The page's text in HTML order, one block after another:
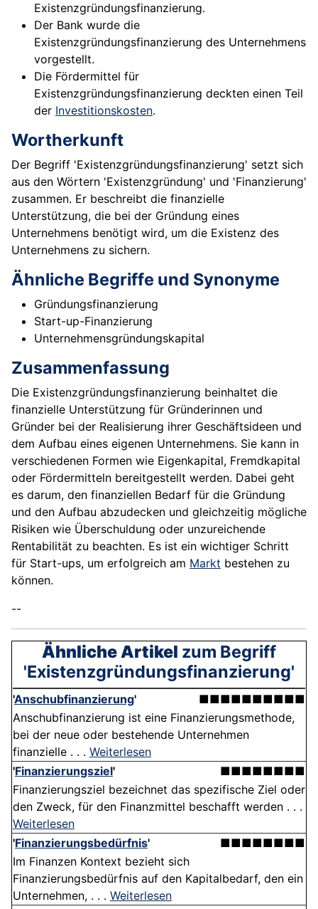
Existenzgründungsfinanzierung.
Der Bank wurde die
Existenzgründungsfinanzierung des Unternehmens
vorgestellt.
Die Fördermittel für
Existenzgründungsfinanzierung deckten einen Teil
der Investitionskosten.
Wortherkunft
Der Begriff 'Existenzgründungsfinanzierung' setzt sich
aus den Wörtern 'Existenzgründung' und 'Finanzierung'
zusammen. Er beschreibt die finanzielle
Unterstützung, die bei der Gründung eines
Unternehmens benötigt wird, um die Existenz des
Unternehmens zu sichern.
Ähnliche Begriffe und Synonyme
Gründungsfinanzierung
Start-up-Finanzierung
Unternehmensgründungskapital
Zusammenfassung
Die Existenzgründungsfinanzierung beinhaltet die
finanzielle Unterstützung für Gründerinnen und
Gründer bei der Realisierung ihrer Geschäftsideen und
dem Aufbau eines eigenen Unternehmens. Sie kann in
verschiedenen Formen wie Eigenkapital, Fremdkapital
oder Fördermitteln bereitgestellt werden. Dabei geht
es darum, den finanziellen Bedarf für die Gründung
und den Aufbau abzudecken und gleichzeitig mögliche
Risiken wie Überschuldung oder unzureichende
Rentabilität zu beachten. Es ist ein wichtiger Schritt
für Start-ups, um erfolgreich am Markt bestehen zu
können.
--
Ähnliche Artikel zum Begriff
'Existenzgründungsfinanzierung'
'Anschubfinanzierung'
■■■■■■■■■■
Anschubfinanzierung ist eine Finanzierungsmethode,
bei der neue oder bestehende Unternehmen
finanzielle . . . Weiterlesen
'Finanzierungsziel'
■■■■■■■■
Finanzierungsziel bezeichnet das spezifische Ziel oder
den Zweck, für den Finanzmittel beschafft werden . . .
Weiterlesen
'Finanzierungsbedürfnis'
■■■■■■■■
Im Finanzen Kontext bezieht sich
Finanzierungsbedürfnis auf den Kapitalbedarf, den ein
Unternehmen, . . . Weiterlesen